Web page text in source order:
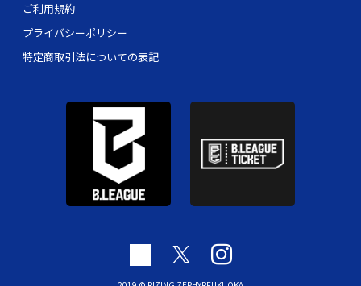
ご利用規約
プライバシーポリシー
特定商取引法についての表記